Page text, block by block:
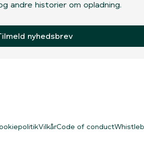
andre historier om opladning.
nyhedsbrev
VilkårCode of conduct